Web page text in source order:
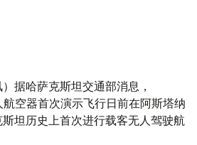
据哈萨克斯坦交通部消息，
空器首次演示飞行日前在阿斯塔纳
坦历史上首次进行载客无人驾驶航